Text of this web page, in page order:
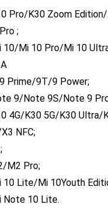
Pro/K30 Zoom
;
10/Mi 10 Pro/Mi 10
Prime/9T/9 Power;
9/Note 9S/Note 9
4G/K30 5G/K30 Ultra/
NFC;
M2 Pro;
10 Lite/Mi 10Youth
Note 10 Lite.